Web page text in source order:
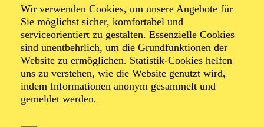
Wir verwenden Cookies, um unsere Angebote für
Sie möglichst sicher, komfortabel und
serviceorientiert zu gestalten. Essenzielle Cookies
sind unentbehrlich, um die Grundfunktionen der
Website zu ermöglichen. Statistik-Cookies helfen
uns zu verstehen, wie die Website genutzt wird,
indem Informationen anonym gesammelt und
gemeldet werden.
Saarbrücken und das Schauspiel Stuttgart. Diese
Spielzeit u. a. auch das Theater an der Wien.
Seit 2021 besteht ein Lehrauftrag an der Hochschule für
Musik "Hanns Eisler" in Berlin.
Ralf Käselau arbeitet mit den Regisseur*innen Corinna
von Rad und Lorenzo Fioroni. Mit Dirk Schmeding
verbindet ihn eine langjährige Zusammenarbeit, zuletzt
2024/2025 für "Pagliacci" an der Staatsoper Hannover.